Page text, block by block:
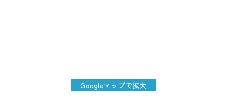
Googleマップで拡大